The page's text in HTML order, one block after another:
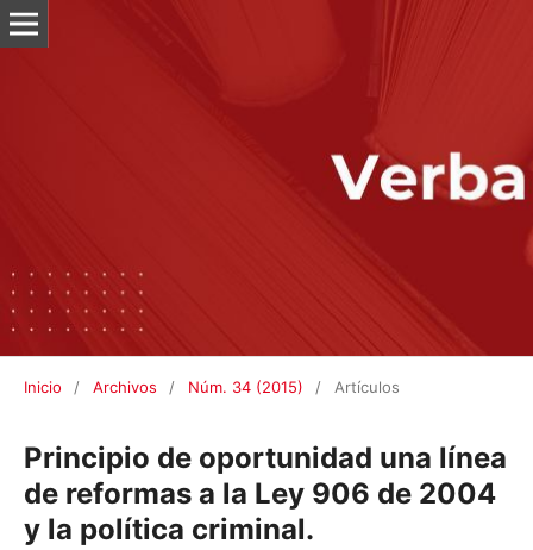
Inicio / Archivos / Núm. 34 (2015) / Artículos
Principio de oportunidad una
línea de reformas a la Ley 906 de
2004 y la política criminal.